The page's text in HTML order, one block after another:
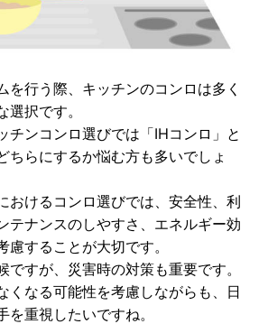
を行う際、キッチンのコンロは多く
択です。
チンコンロ選びでは「IHコンロ」と
ちらにするか悩む方も多いでしょ
おけるコンロ選びでは、安全性、利
テナンスのしやすさ、エネルギー効
することが大切です。
ですが、災害時の対策も重要です。
くなる可能性を考慮しながらも、日
重視したいですね。